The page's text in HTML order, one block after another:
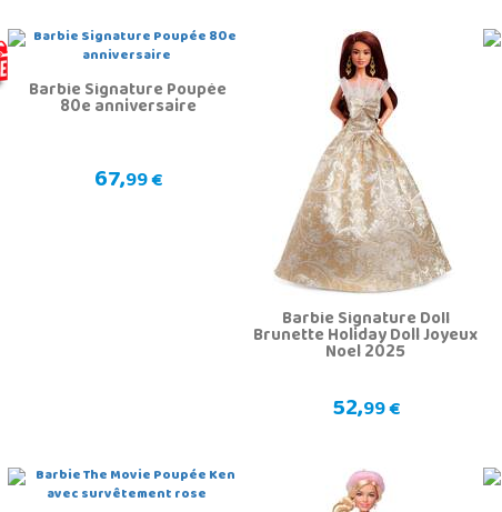
Barbie Signature Poupée
80e anniversaire
67,99 €
Barbie Signature Doll
Brunette Holiday Doll Joyeux
Noel 2025
52,99 €